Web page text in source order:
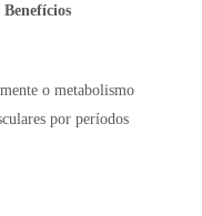
o metabolismo
por períodos